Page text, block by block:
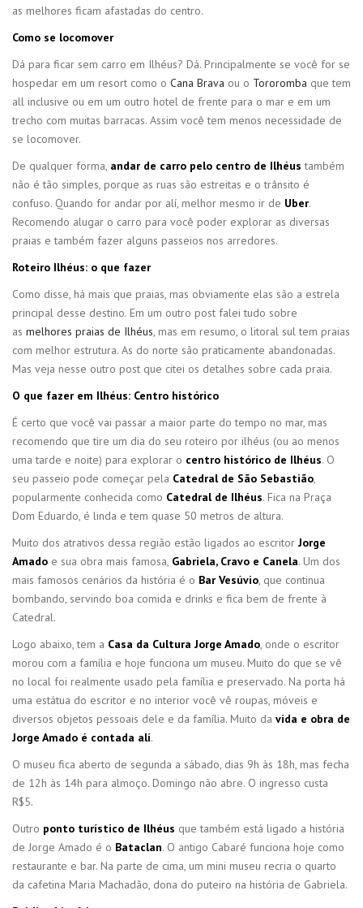
as melhores ficam afastadas do centro.
Como se locomover
Dá para ficar sem carro em Ilhéus? Dá. Principalmente se você for se
hospedar em um resort como o Cana Brava ou o Tororomba que tem
all inclusive ou em um outro hotel de frente para o mar e em um
trecho com muitas barracas. Assim você tem menos necessidade de
se locomover.
De qualquer forma, andar de carro pelo centro de Ilhéus também
não é tão simples, porque as ruas são estreitas e o trânsito é
confuso. Quando for andar por alí, melhor mesmo ir de Uber.
Recomendo alugar o carro para você poder explorar as diversas
praias e também fazer alguns passeios nos arredores.
Roteiro Ilhéus: o que fazer
Como disse, há mais que praias, mas obviamente elas são a estrela
principal desse destino. Em um outro post falei tudo sobre
as melhores praias de Ilhéus, mas em resumo, o litoral sul tem praias
com melhor estrutura. As do norte são praticamente abandonadas.
Mas veja nesse outro post que citei os detalhes sobre cada praia.
O que fazer em Ilhéus: Centro histórico
É certo que você vai passar a maior parte do tempo no mar, mas
recomendo que tire um dia do seu roteiro por ilhéus (ou ao menos
uma tarde e noite) para explorar o centro histórico de Ilhéus. O
seu passeio pode começar pela Catedral de São Sebastião,
popularmente conhecida como Catedral de Ilhéus. Fica na Praça
Dom Eduardo, é linda e tem quase 50 metros de altura.
Muito dos atrativos dessa região estão ligados ao escritor Jorge
Amado e sua obra mais famosa, Gabriela, Cravo e Canela. Um dos
mais famosos cenários da história é o Bar Vesúvio, que continua
bombando, servindo boa comida e drinks e fica bem de frente à
Catedral.
Logo abaixo, tem a Casa da Cultura Jorge Amado, onde o escritor
morou com a família e hoje funciona um museu. Muito do que se vê
no local foi realmente usado pela família e preservado. Na porta há
uma estátua do escritor e no interior você vê roupas, móveis e
diversos objetos pessoais dele e da família. Muito da vida e obra de
Jorge Amado é contada alí.
O museu fica aberto de segunda a sábado, dias 9h às 18h, mas fecha
de 12h às 14h para almoço. Domingo não abre. O ingresso custa
R$5.
Outro ponto turístico de Ilhéus que também está ligado a história
de Jorge Amado é o Bataclan. O antigo Cabaré funciona hoje como
restaurante e bar. Na parte de cima, um mini museu recria o quarto
da cafetina Maria Machadão, dona do puteiro na história de Gabriela.